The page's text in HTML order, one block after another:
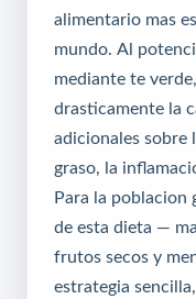
alimentario mas
mundo. Al
mediante te
drasticamente la
adicionales sobre
graso, la
Para la poblacion
de esta dieta —
frutos secos y
estrategia